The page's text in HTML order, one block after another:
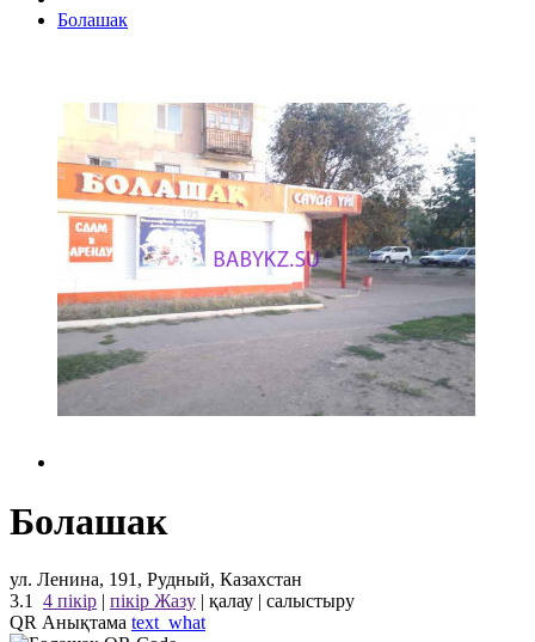
Болашак
Болашак
ул. Ленина, 191, Рудный, Казахстан
3.1
4 пікір | пікір Жазу | қалау | салыстыру
QR Анықтама text_what